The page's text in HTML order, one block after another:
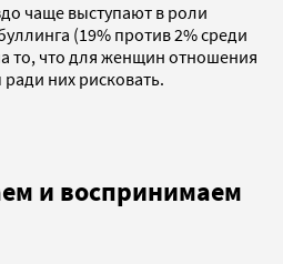
чаще выступают в роли
(19% против 2% среди
то, что для женщин отношения
них рисковать.
и воспринимаем